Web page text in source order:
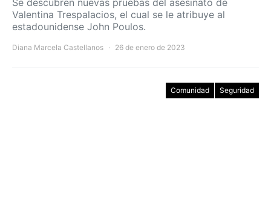
Se descubren nuevas pruebas del asesinato de
Valentina Trespalacios, el cual se le atribuye al
estadounidense John Poulos.
Diana Marcela Castellanos 26 de enero de 2023
Comunidad Seguridad